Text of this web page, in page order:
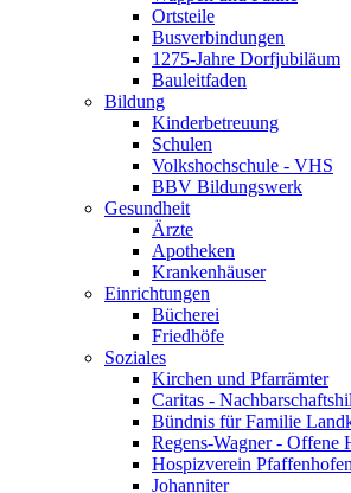
Ortsteile
Busverbindungen
1275-Jahre Dorfjubiläum
Bauleitfaden
Bildung
Kinderbetreuung
Schulen
Volkshochschule - VHS
BBV Bildungswerk
Gesundheit
Ärzte
Apotheken
Krankenhäuser
Einrichtungen
Bücherei
Friedhöfe
Soziales
Kirchen und Pfarrämter
Caritas -
Bündnis für Familie
Regens-Wagner - Offene
Hospizverein
Johanniter